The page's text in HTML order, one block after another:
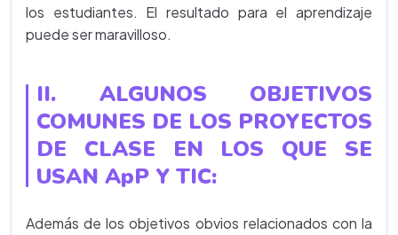
los estudiantes. El resultado para el aprendizaje
puede ser maravilloso.
II. ALGUNOS OBJETIVOS
COMUNES DE LOS PROYECTOS
DE CLASE EN LOS QUE SE
USAN ApP Y TIC:
Además de los objetivos obvios relacionados con la